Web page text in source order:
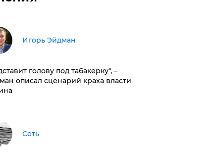
Игорь Эйдман
голову под табакерку", –
описал сценарий краха власти
Сеть